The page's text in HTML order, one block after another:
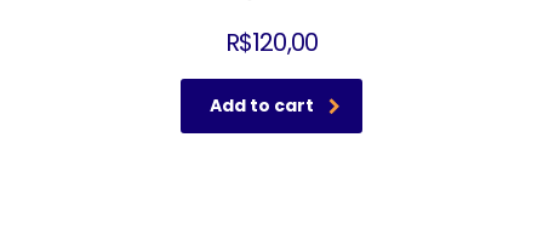
R$120,00
Add to cart